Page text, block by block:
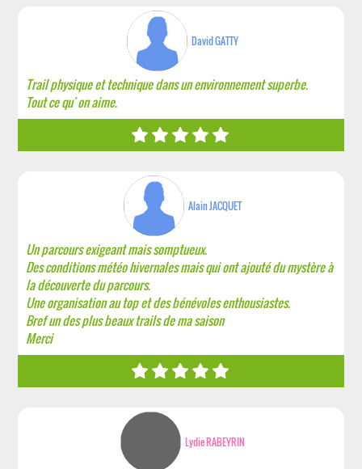
David GATTY
Trail physique et technique dans un environnement superbe.
Tout ce qu' on aime.
Alain JACQUET
Un parcours exigeant mais somptueux.
Des conditions météo hivernales mais qui ont ajouté du mystère à
la découverte du parcours.
Une organisation au top et des bénévoles enthousiastes.
Bref un des plus beaux trails de ma saison
Merci
Lydie RABEYRIN